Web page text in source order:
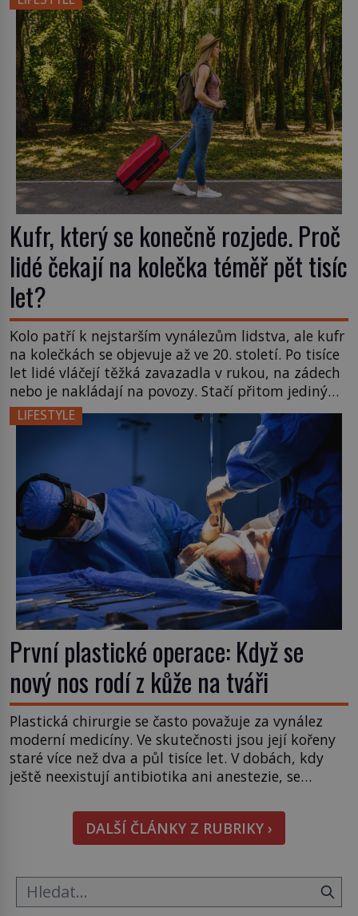
příchuť. Právě tahle drobná nepříjemnost přivede
amerického výrobce cigaretových náustků k
nápadu, který změní způsob pití po celém […]
Kufr, který se konečně rozjede. Proč
lidé čekají na kolečka téměř pět tisíc
let?
Kolo patří k nejstarším vynálezům lidstva, ale kufr
na kolečkách se objevuje až ve 20. století. Po tisíce
let lidé vláčejí těžká zavazadla v rukou, na zádech
nebo je nakládají na povozy. Stačí přitom jediný
nápad, připevnit ke kufru kolečka. Jenže právě ten
nikdo dlouho nedostane. Až jednou se na letišti
LIFESTYLE
První plastické operace: Když se
nový nos rodí z kůže na tváři
Plastická chirurgie se často považuje za vynález
moderní medicíny. Ve skutečnosti jsou její kořeny
staré více než dva a půl tisíce let. V dobách, kdy
ještě neexistují antibiotika ani anestezie, se
znetvořené válkou, tresty nebo nehodami. Jejich
metody jsou překvapivě promyšlené a některé
principy používají chirurgové dodnes. Úplně první
DALŠÍ ČLÁNKY Z RUBRIKY ›